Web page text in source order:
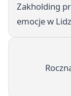
Zakholding
emocje w